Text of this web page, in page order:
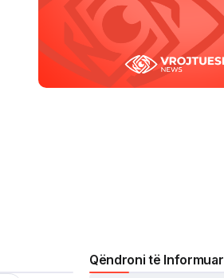
Qëndroni të Informuar